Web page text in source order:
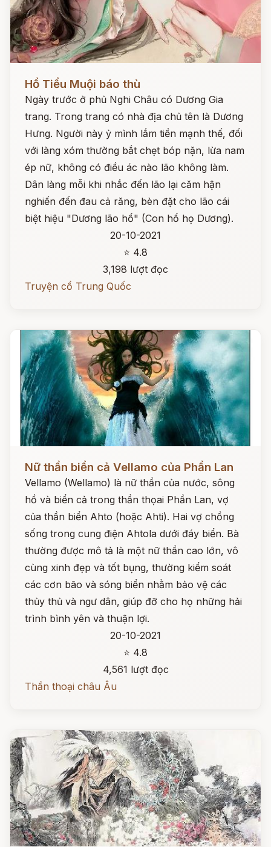
Đọc ngay
Hồ Tiểu Muội báo thù
Ngày trước ở phủ Nghi Châu có Dương Gia
trang. Trong trang có nhà địa chủ tên là Dương
Hưng. Người này ỷ mình lắm tiền mạnh thế, đối
với làng xóm thường bắt chẹt bóp nặn, lừa nam
ép nữ, không có điều ác nào lão không làm.
Dân làng mỗi khi nhắc đến lão lại căm hận
nghiến đến đau cả răng, bèn đặt cho lão cái
biệt hiệu "Dương lão hổ" (Con hổ họ Dương).
20-10-2021
⭐ 4.8
3,198 lượt đọc
Truyện cổ Trung Quốc
Nữ thần biển cả Vellamo của Phần Lan
Vellamo (Wellamo) là nữ thần của nước, sông
hồ và biển cả trong thần thọai Phần Lan, vợ
của thần biển Ahto (hoặc Ahti). Hai vợ chồng
sống trong cung điện Ahtola dưới đáy biển. Bà
thường được mô tả là một nữ thần cao lớn, vô
cùng xinh đẹp và tốt bụng, thường kiểm soát
các cơn bão và sóng biển nhằm bảo vệ các
thủy thủ và ngư dân, giúp đỡ cho họ những hải
trình bình yên và thuận lợi.
20-10-2021
⭐ 4.8
4,561 lượt đọc
Thần thoại châu Âu